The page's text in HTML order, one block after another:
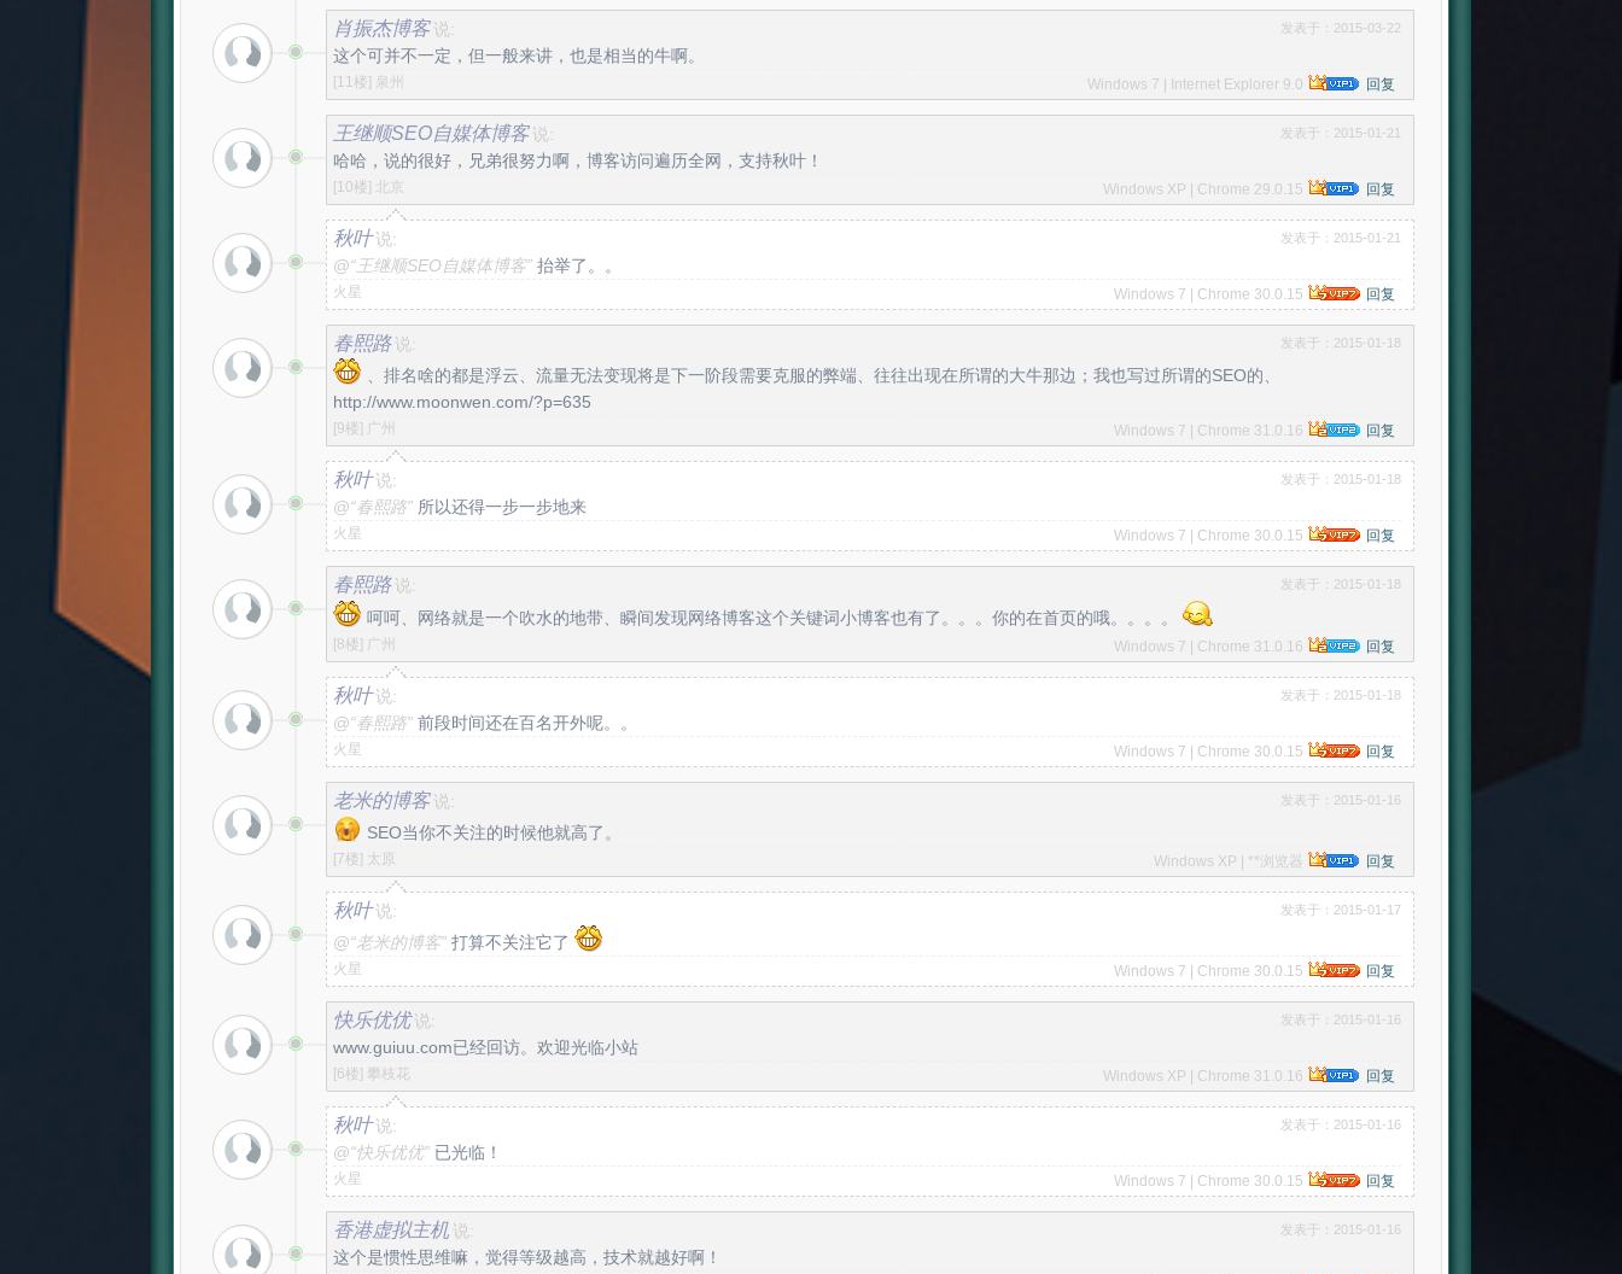
肖振杰博客 说: 发表于：2015-03-22
这个可并不一定，但一般来讲，也是相当的牛啊。
[11楼] 泉州 Windows 7 | Internet Explorer 9.0 回复
王继顺SEO自媒体博客 说: 发表于：2015-01-21
哈哈，说的很好，兄弟很努力啊，博客访问遍历全网，支持秋叶！
[10楼] 北京 Windows XP | Chrome 29.0.15 回复
秋叶 说: 发表于：2015-01-21
@“王继顺SEO自媒体博客” 抬举了。。
火星 Windows 7 | Chrome 30.0.15 回复
春熙路 说: 发表于：2015-01-18
、排名啥的都是浮云、流量无法变现将是下一阶段需要克服的弊端、往往出现在所谓的大牛那边；我也写过所谓的SEO的、
http://www.moonwen.com/?p=635
[9楼] 广州 Windows 7 | Chrome 31.0.16 回复
秋叶 说: 发表于：2015-01-18
@“春熙路” 所以还得一步一步地来
火星 Windows 7 | Chrome 30.0.15 回复
春熙路 说: 发表于：2015-01-18
呵呵、网络就是一个吹水的地带、瞬间发现网络博客这个关键词小博客也有了。。。你的在首页的哦。。。。
[8楼] 广州 Windows 7 | Chrome 31.0.16 回复
秋叶 说: 发表于：2015-01-18
@“春熙路” 前段时间还在百名开外呢。。
火星 Windows 7 | Chrome 30.0.15 回复
老米的博客 说: 发表于：2015-01-16
SEO当你不关注的时候他就高了。
[7楼] 太原 Windows XP | **浏览器 回复
秋叶 说: 发表于：2015-01-17
@“老米的博客” 打算不关注它了
火星 Windows 7 | Chrome 30.0.15 回复
快乐优优 说: 发表于：2015-01-16
www.guiuu.com已经回访。欢迎光临小站
[6楼] 攀枝花 Windows XP | Chrome 31.0.16 回复
秋叶 说: 发表于：2015-01-16
@“快乐优优” 已光临！
火星 Windows 7 | Chrome 30.0.15 回复
香港虚拟主机 说: 发表于：2015-01-16
这个是惯性思维嘛，觉得等级越高，技术就越好啊！